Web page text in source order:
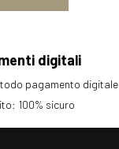
digitali
pagamento digitale
100% sicuro